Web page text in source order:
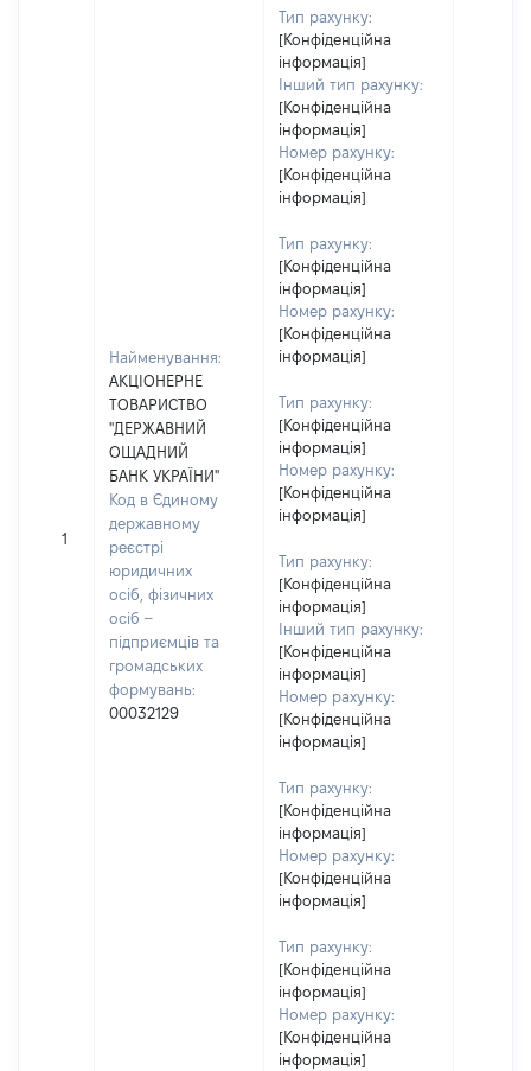
1
Найменування:
АКЦІОНЕРНЕ
ТОВАРИСТВО
"ДЕРЖАВНИЙ
ОЩАДНИЙ
БАНК УКРАЇНИ"
Код в Єдиному
державному
реєстрі
юридичних
осіб, фізичних
осіб –
підприємців та
громадських
формувань:
00032129
Тип рахунку:
[Конфіденційна
інформація]
Інший тип рахунку:
[Конфіденційна
інформація]
Номер рахунку:
[Конфіденційна
інформація]
Тип рахунку:
[Конфіденційна
інформація]
Номер рахунку:
[Конфіденційна
інформація]
Тип рахунку:
[Конфіденційна
інформація]
Номер рахунку:
[Конфіденційна
інформація]
Тип рахунку:
[Конфіденційна
інформація]
Інший тип рахунку:
[Конфіденційна
інформація]
Номер рахунку:
[Конфіденційна
інформація]
Тип рахунку:
[Конфіденційна
інформація]
Номер рахунку:
[Конфіденційна
інформація]
Тип рахунку:
[Конфіденційна
інформація]
Номер рахунку:
[Конфіденційна
інформація]